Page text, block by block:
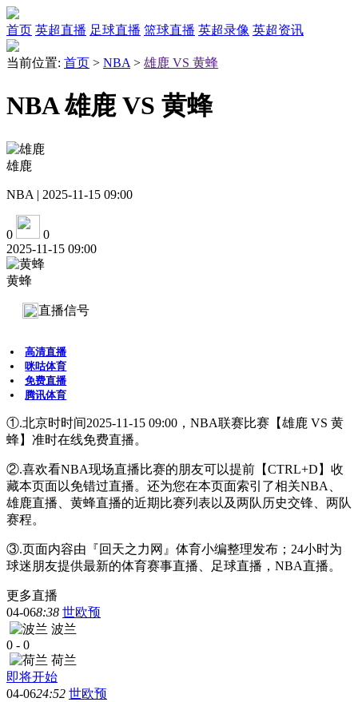
首页 英超直播 足球直播 篮球直播 英超录像 英超资讯
当前位置: 首页 > NBA > 雄鹿 VS 黄蜂
NBA 雄鹿 VS 黄蜂
雄鹿
NBA | 2025-11-15 09:00
0
0
2025-11-15 09:00
黄蜂
直播信号
高清直播
咪咕体育
免费直播
腾讯体育
①.北京时时间2025-11-15 09:00，NBA联赛比赛【雄鹿 VS 黄
蜂】准时在线免费直播。
②.喜欢看NBA现场直播比赛的朋友可以提前【CTRL+D】收
藏本页面以免错过直播。还为您在本页面索引了相关NBA、
雄鹿直播、黄蜂直播的近期比赛列表以及两队历史交锋、两队
赛程。
③.页面内容由『回天之力网』体育小编整理发布；24小时为
球迷朋友提供最新的体育赛事直播、足球直播，NBA直播。
更多直播
04-068:38 世欧预
波兰
0 - 0
荷兰
即将开始
04-0624:52 世欧预